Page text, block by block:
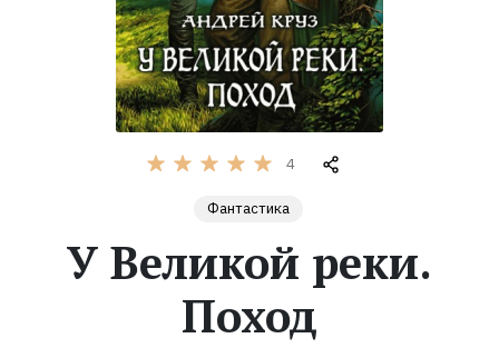
обсуждаемые
Экранизации
4
Фантастика
У Великой реки.
Поход